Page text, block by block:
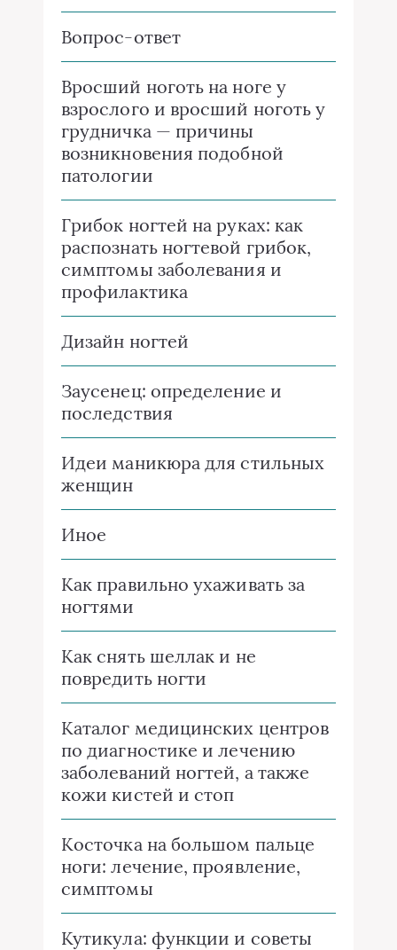
Вопрос-ответ
Вросший ноготь на ноге у
взрослого и вросший ноготь у
грудничка — причины
возникновения подобной
патологии
Грибок ногтей на руках: как
распознать ногтевой грибок,
симптомы заболевания и
профилактика
Дизайн ногтей
Заусенец: определение и
последствия
Идеи маникюра для стильных
женщин
Иное
Как правильно ухаживать за
ногтями
Как снять шеллак и не
повредить ногти
Каталог медицинских центров
по диагностике и лечению
заболеваний ногтей, а также
кожи кистей и стоп
Косточка на большом пальце
ноги: лечение, проявление,
симптомы
Кутикула: функции и советы